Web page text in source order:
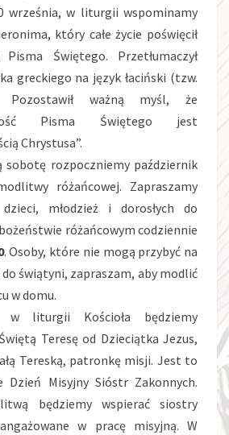
września, w liturgii wspominamy
który całe życie poświęcił
Pisma Świętego. Przetłumaczył
greckiego na język łaciński (tzw.
Pozostawił ważną myśl, że
Pisma Świętego jest
Chrystusa”.
sobotę rozpoczniemy październik
różańcowej. Zapraszamy
młodzież i dorosłych do
różańcowym codziennie
. Osoby, które nie mogą przybyć na
świątyni, zapraszam, aby modlić
w domu.
w liturgii Kościoła będziemy
Teresę od Dzieciątka Jezus,
Tereską, patronkę misji. Jest to
Dzień Misyjny Sióstr Zakonnych.
będziemy wspierać siostry
w pracę misyjną. W